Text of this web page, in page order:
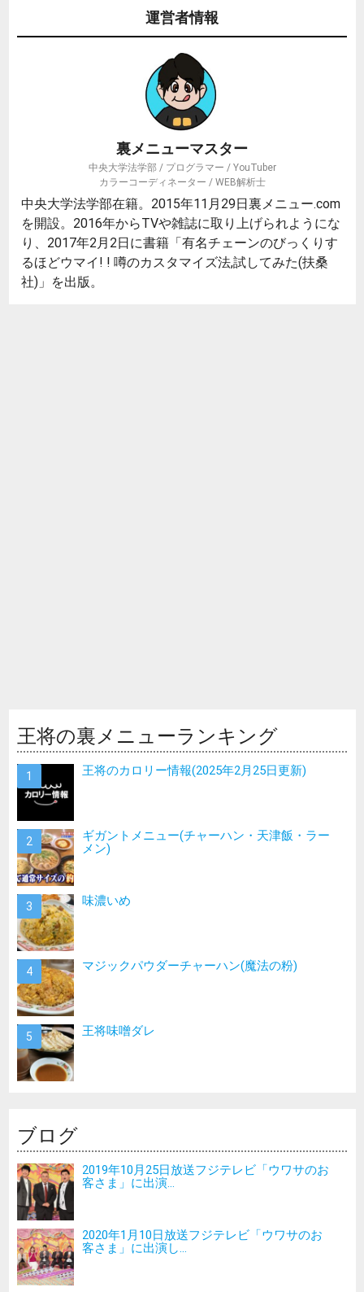
運営者情報
裏メニューマスター
中央大学法学部 / プログラマー / YouTuber
カラーコーディネーター / WEB解析士
中央大学法学部在籍。2015年11月29日裏メニュー.com
を開設。2016年からTVや雑誌に取り上げられようにな
り、2017年2月2日に書籍「有名チェーンのびっくりす
るほどウマイ! ! 噂のカスタマイズ法,試してみた(扶桑
社)」を出版。
王将の裏メニューランキング
王将のカロリー情報(2025年2月25日更新)
ギガントメニュー(チャーハン・天津飯・ラー
メン)
味濃いめ
マジックパウダーチャーハン(魔法の粉)
王将味噌ダレ
ブログ
2019年10月25日放送フジテレビ「ウワサのお
客さま」に出演...
2020年1月10日放送フジテレビ「ウワサのお
客さま」に出演し...